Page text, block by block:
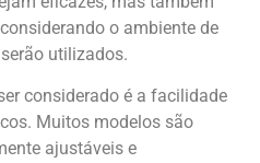
o ambiente de
utilizados.
considerado é a facilidade
Muitos modelos são
ajustáveis e